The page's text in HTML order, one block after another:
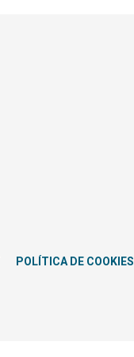
POLÍTICA DE COOKIES